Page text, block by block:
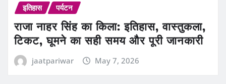
इतिहास पर्यटन
राजा नाहर सिंह का किला: इतिहास, वास्तुकला,
टिकट, घूमने का सही समय और पूरी जानकारी
jaatpariwar May 7, 2026